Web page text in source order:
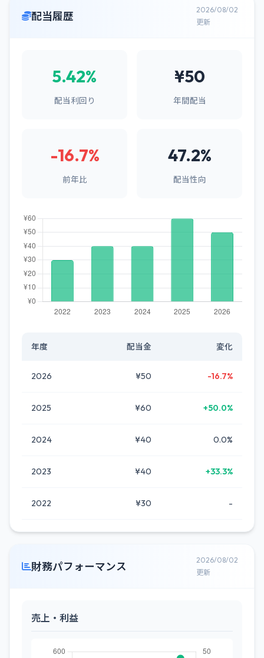
配当履歴
2026/08/02
更新
5.42%
配当利回り
¥50
年間配当
-16.7%
前年比
47.2%
配当性向
年度 配当金 変化
2026 ¥50 -16.7%
2025 ¥60 +50.0%
2024 ¥40 0.0%
2023 ¥40 +33.3%
2022 ¥30 -
財務パフォーマンス
2026/08/02
更新
売上・利益